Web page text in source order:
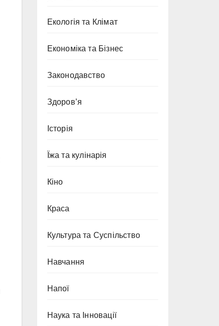
Екологія та Клімат
Економіка та Бізнес
Законодавство
Здоров’я
Історія
Їжа та кулінарія
Кіно
Краса
Культура та Суспільство
Навчання
Напої
Наука та Інновації